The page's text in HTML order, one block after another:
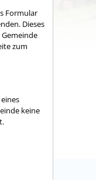
Formular
Dieses
zum
keine